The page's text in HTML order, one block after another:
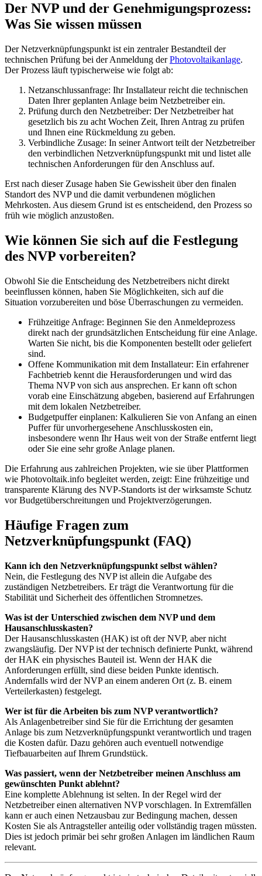
Der NVP und der Genehmigungsprozess:
Was Sie wissen müssen
Der Netzverknüpfungspunkt ist ein zentraler Bestandteil der
technischen Prüfung bei der Anmeldung derPhotovoltaikanlage.
Der Prozess läuft typischerweise wie folgt ab:
Netzanschlussanfrage: Ihr Installateur reicht die technischen
Daten Ihrer geplanten Anlage beim Netzbetreiber ein.
Prüfung durch den Netzbetreiber: Der Netzbetreiber hat
gesetzlich bis zu acht Wochen Zeit, Ihren Antrag zu prüfen
und Ihnen eine Rückmeldung zu geben.
Verbindliche Zusage: In seiner Antwort teilt der Netzbetreiber
den verbindlichen Netzverknüpfungspunkt mit und listet alle
technischen Anforderungen für den Anschluss auf.
Erst nach dieser Zusage haben Sie Gewissheit über den finalen
Standort des NVP und die damit verbundenen möglichen
Mehrkosten. Aus diesem Grund ist es entscheidend, den Prozess so
früh wie möglich anzustoßen.
Wie können Sie sich auf die Festlegung
des NVP vorbereiten?
Obwohl Sie die Entscheidung des Netzbetreibers nicht direkt
beeinflussen können, haben Sie Möglichkeiten, sich auf die
Situation vorzubereiten und böse Überraschungen zu vermeiden.
Frühzeitige Anfrage: Beginnen Sie den Anmeldeprozess
direkt nach der grundsätzlichen Entscheidung für eine Anlage.
Warten Sie nicht, bis die Komponenten bestellt oder geliefert
sind.
Offene Kommunikation mit dem Installateur: Ein erfahrener
Fachbetrieb kennt die Herausforderungen und wird das
Thema NVP von sich aus ansprechen. Er kann oft schon
vorab eine Einschätzung abgeben, basierend auf Erfahrungen
mit dem lokalen Netzbetreiber.
Budgetpuffer einplanen: Kalkulieren Sie von Anfang an einen
Puffer für unvorhergesehene Anschlusskosten ein,
insbesondere wenn Ihr Haus weit von der Straße entfernt liegt
oder Sie eine sehr große Anlage planen.
Die Erfahrung aus zahlreichen Projekten, wie sie über Plattformen
wie Photovoltaik.info begleitet werden, zeigt: Eine frühzeitige und
transparente Klärung des NVP-Standorts ist der wirksamste Schutz
vor Budgetüberschreitungen und Projektverzögerungen.
Häufige Fragen zum
Netzverknüpfungspunkt (FAQ)
Kann ich den Netzverknüpfungspunkt selbst wählen?
Nein, die Festlegung des NVP ist allein die Aufgabe des
zuständigen Netzbetreibers. Er trägt die Verantwortung für die
Stabilität und Sicherheit des öffentlichen Stromnetzes.
Was ist der Unterschied zwischen dem NVP und dem
Hausanschlusskasten?
Der Hausanschlusskasten (HAK) ist oft der NVP, aber nicht
zwangsläufig. Der NVP ist der technisch definierte Punkt, während
der HAK ein physisches Bauteil ist. Wenn der HAK die
Anforderungen erfüllt, sind diese beiden Punkte identisch.
Andernfalls wird der NVP an einem anderen Ort (z. B. einem
Verteilerkasten) festgelegt.
Wer ist für die Arbeiten bis zum NVP verantwortlich?
Als Anlagenbetreiber sind Sie für die Errichtung der gesamten
Anlage bis zum Netzverknüpfungspunkt verantwortlich und tragen
die Kosten dafür. Dazu gehören auch eventuell notwendige
Tiefbauarbeiten auf Ihrem Grundstück.
Was passiert, wenn der Netzbetreiber meinen Anschluss am
gewünschten Punkt ablehnt?
Eine komplette Ablehnung ist selten. In der Regel wird der
Netzbetreiber einen alternativen NVP vorschlagen. In Extremfällen
kann er auch einen Netzausbau zur Bedingung machen, dessen
Kosten Sie als Antragsteller anteilig oder vollständig tragen müssten.
Dies ist jedoch primär bei sehr großen Anlagen im ländlichen Raum
relevant.